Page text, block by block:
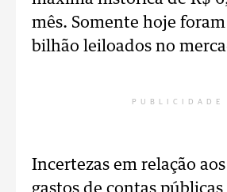
mês. Somente hoje foram
bilhão leiloados no
PUBLICIDADE
Incertezas em relação
gastos de contas públicas